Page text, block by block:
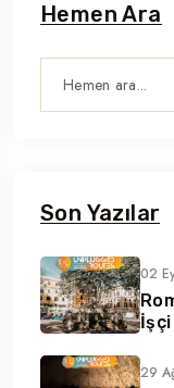
Hemen Ara
Son Yazılar
02
29